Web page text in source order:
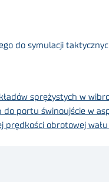
do symulacji
sprężystych w
portu świnoujście w
obrotowej